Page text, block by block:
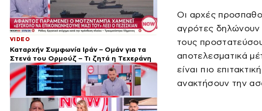
VIDEO
Καταρχήν Συμφωνία Ιράν – Ομάν για τα
Στενά του Ορμούζ – Τι ζητά η Τεχεράνη
Οι αρχές
αγρότες δηλώνουν
τους
αποτελεσματικά
είναι πιο
ανακτήσουν την